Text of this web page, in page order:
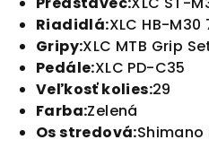
Riadidlá:XLC HB-
Gripy:XLC MTB Grip
Pedále:XLC PD-C35
Veľkosť kolies:29
Farba:Zelená
Os stredová:Shimano